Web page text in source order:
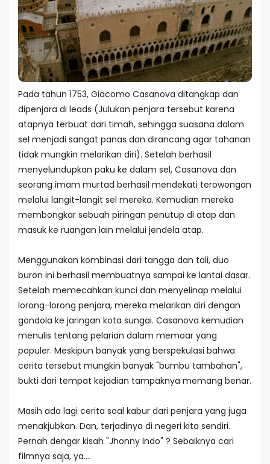
Pada tahun 1753, Giacomo Casanova ditangkap dan
dipenjara di leads (Julukan penjara tersebut karena
atapnya terbuat dari timah, sehingga suasana dalam
sel menjadi sangat panas dan dirancang agar tahanan
tidak mungkin melarikan diri). Setelah berhasil
menyelundupkan paku ke dalam sel, Casanova dan
seorang imam murtad berhasil mendekati terowongan
melalui langit-langit sel mereka. Kemudian mereka
membongkar sebuah piringan penutup di atap dan
masuk ke ruangan lain melalui jendela atap.
Menggunakan kombinasi dari tangga dan tali, duo
buron ini berhasil membuatnya sampai ke lantai dasar.
Setelah memecahkan kunci dan menyelinap melalui
lorong-lorong penjara, mereka melarikan diri dengan
gondola ke jaringan kota sungai. Casanova kemudian
menulis tentang pelarian dalam memoar yang
populer. Meskipun banyak yang berspekulasi bahwa
cerita tersebut mungkin banyak "bumbu tambahan",
bukti dari tempat kejadian tampaknya memang benar.
Masih ada lagi cerita soal kabur dari penjara yang juga
menakjubkan. Dan, terjadinya di negeri kita sendiri.
Pernah dengar kisah "Jhonny Indo" ? Sebaiknya cari
filmnya saja, ya....